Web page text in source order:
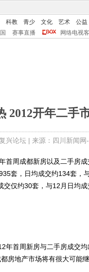
科教 青少 文化 艺术 公益
赛事直播 网络电视
2012开年二手
兴论坛 | 来源：四川新闻网
周成都新房以及二手房成
套，日均成交约134套，
仅约30套，与12月日均
首周新房与二手房成交均
房地产市场将有很大可能